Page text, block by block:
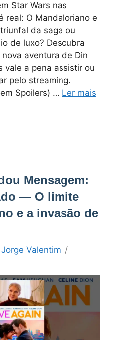
Star Wars nas
real: O Mandaloriano e
da saga ou
de luxo? Descubra
aventura de Din
vale a pena assistir ou
pelo streaming.
Spoilers) … Ler mais
Mensagem:
— O limite
e a invasão de
Jorge Valentim